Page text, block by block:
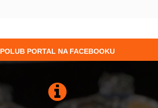
POLUB PORTAL NA FACEBOOKU